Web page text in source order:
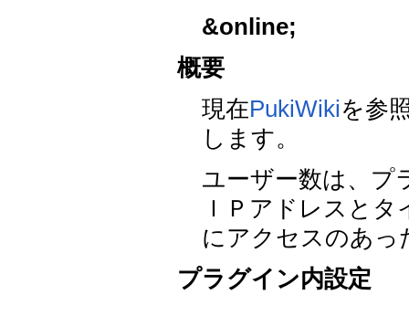
&online;
概要
現在PukiWikiを参
します。
ユーザー数は、プ
ＩＰアドレスと
にアクセスのあっ
プラグイン内設定